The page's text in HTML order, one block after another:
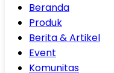
Beranda
Produk
Berita & Artikel
Event
Komunitas